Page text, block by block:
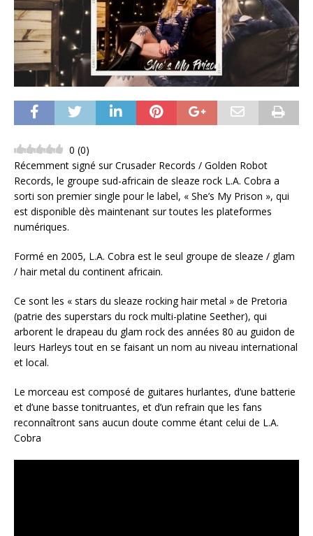
0 (0)
Récemment signé sur Crusader Records / Golden Robot
Records, le groupe sud-africain de sleaze rock L.A. Cobra a
sorti son premier single pour le label, « She’s My Prison », qui
est disponible dès maintenant sur toutes les plateformes
numériques.
Formé en 2005, L.A. Cobra est le seul groupe de sleaze / glam
/ hair metal du continent africain.
Ce sont les « stars du sleaze rocking hair metal » de Pretoria
(patrie des superstars du rock multi-platine Seether), qui
arborent le drapeau du glam rock des années 80 au guidon de
leurs Harleys tout en se faisant un nom au niveau international
et local.
Le morceau est composé de guitares hurlantes, d’une batterie
et d’une basse tonitruantes, et d’un refrain que les fans
reconnaîtront sans aucun doute comme étant celui de L.A.
Cobra